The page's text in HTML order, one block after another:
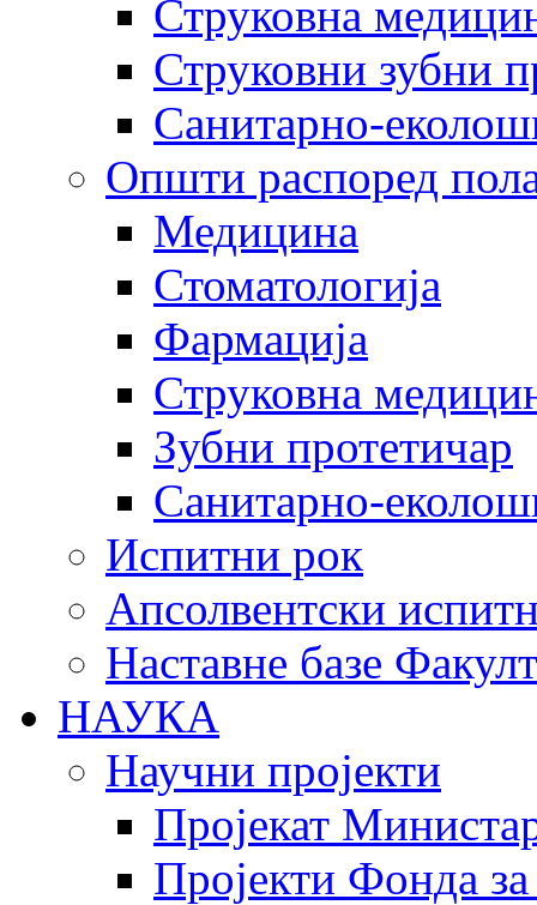
Струковна
Струковни зубни
Санитарно-
Општи распоред
Медицина
Стоматологија
Фармација
Струковна
Зубни протетичар
Санитарно-
Испитни рок
Апсолвентски
Наставне базе
НАУКА
Научни пројекти
Пројекат
Пројекти Фонда